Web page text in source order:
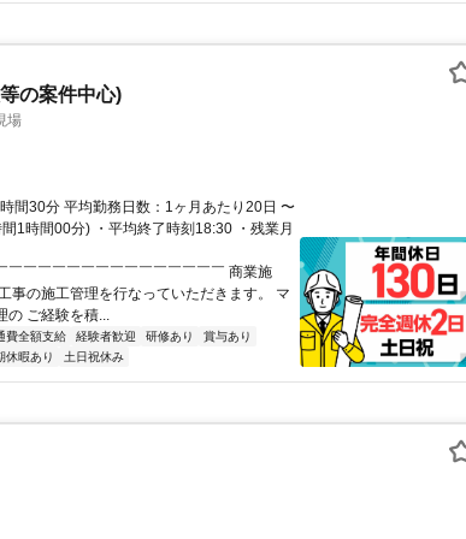
の案件中心)
場
間30分 平均勤務日数：1ヶ月あたり20日 〜
1時間00分) ・平均終了時刻18:30 ・残業月
￣￣￣￣￣￣￣￣￣￣￣￣￣￣￣ 商業施
事の施工管理を行なっていただきます。 マ
の ご経験を積...
費全額支給 経験者歓迎 研修あり
賞与あり
休暇あり 土日祝休み